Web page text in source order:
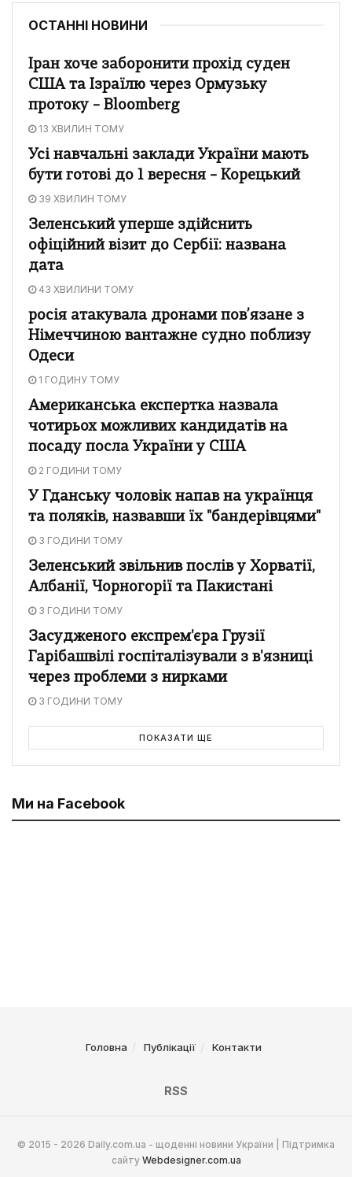
ОСТАННІ НОВИНИ
Іран хоче заборонити прохід суден
США та Ізраїлю через Ормузьку
протоку – Bloomberg
13 ХВИЛИН ТОМУ
Усі навчальні заклади України мають
бути готові до 1 вересня – Корецький
39 ХВИЛИН ТОМУ
Зеленський уперше здійснить
офіційний візит до Сербії: названа
дата
43 ХВИЛИНИ ТОМУ
росія атакувала дронами пов’язане з
Німеччиною вантажне судно поблизу
Одеси
1 ГОДИНУ ТОМУ
Американська експертка назвала
чотирьох можливих кандидатів на
посаду посла України у США
2 ГОДИНИ ТОМУ
У Гданську чоловік напав на українця
та поляків, назвавши їх "бандерівцями"
3 ГОДИНИ ТОМУ
Зеленський звільнив послів у Хорватії,
Албанії, Чорногорії та Пакистані
3 ГОДИНИ ТОМУ
Засудженого експрем'єра Грузії
Гарібашвілі госпіталізували з в'язниці
через проблеми з нирками
3 ГОДИНИ ТОМУ
ПОКАЗАТИ ЩЕ
Ми на Facebook
Головна Публікації Контакти
RSS
© 2015 - 2026 Daily.com.ua - щоденні новини України | Підтримка
сайту Webdesigner.com.ua